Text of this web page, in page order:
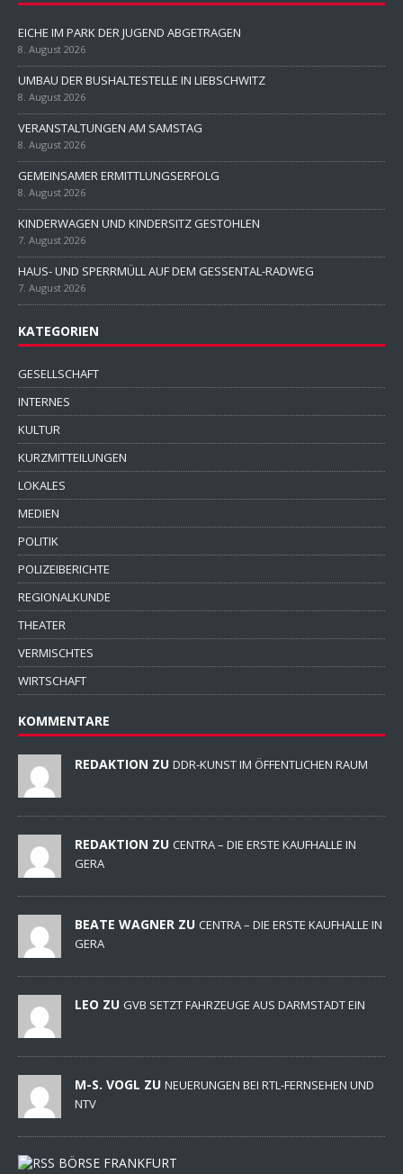
EICHE IM PARK DER JUGEND ABGETRAGEN
8. August 2026
UMBAU DER BUSHALTESTELLE IN LIEBSCHWITZ
8. August 2026
VERANSTALTUNGEN AM SAMSTAG
8. August 2026
GEMEINSAMER ERMITTLUNGSERFOLG
8. August 2026
KINDERWAGEN UND KINDERSITZ GESTOHLEN
7. August 2026
HAUS- UND SPERRMÜLL AUF DEM GESSENTAL-RADWEG
7. August 2026
KATEGORIEN
GESELLSCHAFT
INTERNES
KULTUR
KURZMITTEILUNGEN
LOKALES
MEDIEN
POLITIK
POLIZEIBERICHTE
REGIONALKUNDE
THEATER
VERMISCHTES
WIRTSCHAFT
KOMMENTARE
REDAKTION ZU DDR-KUNST IM ÖFFENTLICHEN RAUM
REDAKTION ZU CENTRA – DIE ERSTE KAUFHALLE IN
GERA
BEATE WAGNER ZU CENTRA – DIE ERSTE KAUFHALLE IN
GERA
LEO ZU GVB SETZT FAHRZEUGE AUS DARMSTADT EIN
M-S. VOGL ZU NEUERUNGEN BEI RTL-FERNSEHEN UND
NTV
BÖRSE FRANKFURT